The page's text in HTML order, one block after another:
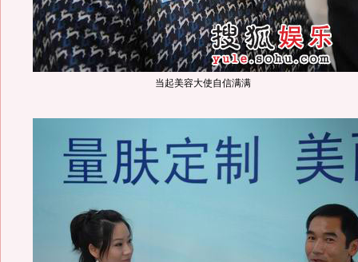
当起美容大使自信满满